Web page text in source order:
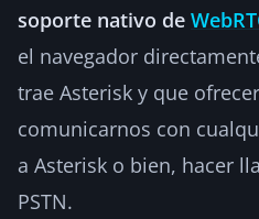
soporte nativo de
el navegador
trae Asterisk y que
comunicarnos con
a Asterisk o bien, hacer
PSTN.